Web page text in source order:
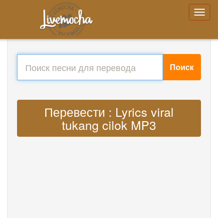
Поиск
Перевести : Lyrics viral
tukang cilok MP3